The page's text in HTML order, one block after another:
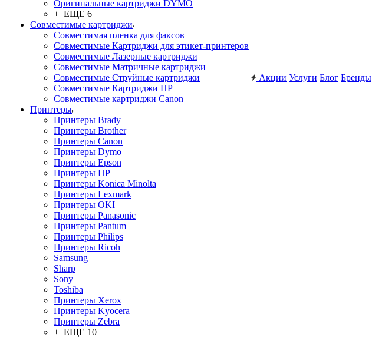
Оригинальные картриджи DYMO
+ ЕЩЕ 6
Совместимые картриджи
Совместимая пленка для факсов
Совместимые Картриджи для этикет-принтеров
Совместимые Лазерные картриджи
Совместимые Матричные картриджи
Совместимые Струйные картриджи
Совместимые Картриджи HP
Совместимые картриджи Canon
Принтеры
Принтеры Brady
Принтеры Brother
Принтеры Canon
Принтеры Dymo
Принтеры Epson
Принтеры HP
Принтеры Konica Minolta
Принтеры Lexmark
Принтеры OKI
Принтеры Panasonic
Принтеры Pantum
Принтеры Philips
Принтеры Ricoh
Samsung
Sharp
Sony
Toshiba
Принтеры Xerox
Принтеры Kyocera
Принтеры Zebra
+ ЕЩЕ 10
Акции Услуги Блог Бренды